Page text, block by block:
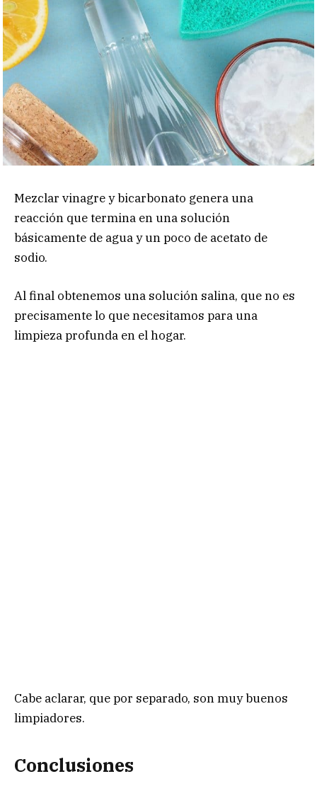
Mezclar vinagre y bicarbonato genera una
reacción que termina en una solución
básicamente de agua y un poco de acetato de
sodio.
Al final obtenemos una solución salina, que no es
precisamente lo que necesitamos para una
limpieza profunda en el hogar.
Cabe aclarar, que por separado, son muy buenos
limpiadores.
Conclusiones